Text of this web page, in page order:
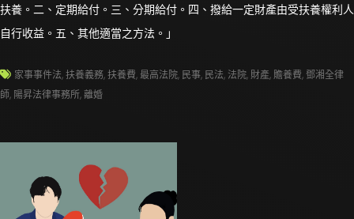
扶養。二、定期給付。三、分期給付。四、撥給一定財產由受扶養權利人
自行收益。五、其他適當之方法。」
家事事件法,扶養義務,扶養費,最高法院, 民事, 民法, 法院, 財產, 贍養費, 鄧湘全律
師, 陽昇法律事務所,離婚